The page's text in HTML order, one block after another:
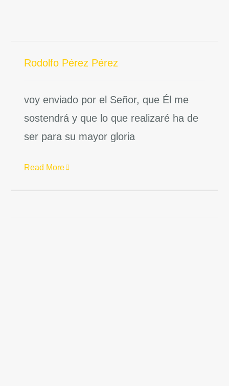
Rodolfo Pérez Pérez
voy enviado por el Señor, que Él me
sostendrá y que lo que realizaré ha de
ser para su mayor gloria
Read More